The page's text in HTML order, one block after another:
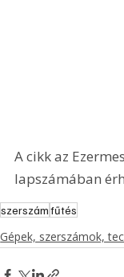
A cikk az
lapszámában
szerszámfűtés
Gépek, szerszámok,